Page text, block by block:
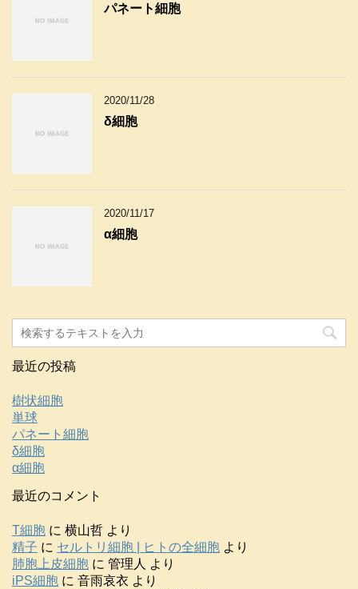
パネート細胞
2020/11/28
δ細胞
2020/11/17
α細胞
最近の投稿
樹状細胞
単球
パネート細胞
δ細胞
α細胞
最近のコメント
T細胞 に 横山哲 より
精子 に セルトリ細胞 | ヒトの全細胞 より
肺胞上皮細胞 に 管理人 より
iPS細胞 に 音雨哀衣 より